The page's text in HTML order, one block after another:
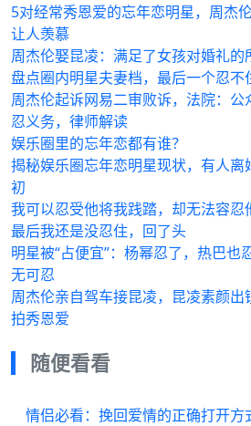
5对经常秀恩爱的忘年恋明星，周杰
让人羡慕
周杰伦娶昆凌：满足了女孩对婚礼的
盘点圈内明星夫妻档，最后一个忍不
周杰伦起诉网易二审败诉，法院：
忍义务，律师解读
娱乐圈里的忘年恋都有谁？
揭秘娱乐圈忘年恋明星现状，有人离
初
我可以忍受他将我践踏，却无法容忍
最后我还是没忍住，回了头
明星被“占便宜”：杨幂忍了，热巴也
无可忍
周杰伦亲自驾车接昆凌，昆凌素颜出
拍秀恩爱
随便看看
情侣必看：挽回爱情的正确打开方